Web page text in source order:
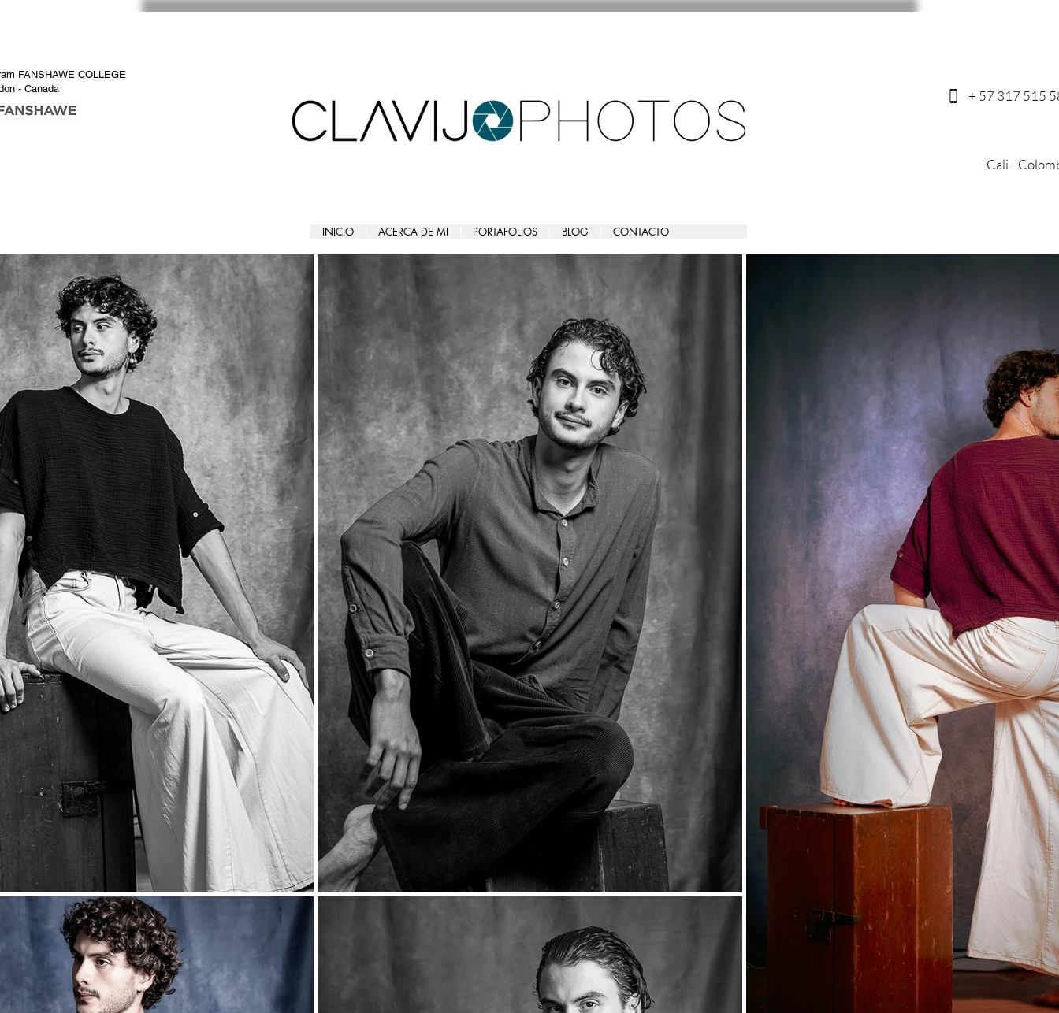
FANSHAWE COLLEGE
- Canada
+ 57 317 515
Cali -
INICIO ACERCA DE MI PORTAFOLIOS BLOG CONTACTO